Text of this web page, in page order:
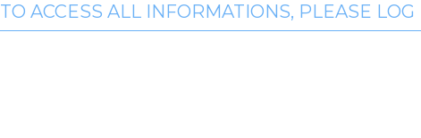
TO ACCESS ALL INFORMATIONS, PLEASE LOG